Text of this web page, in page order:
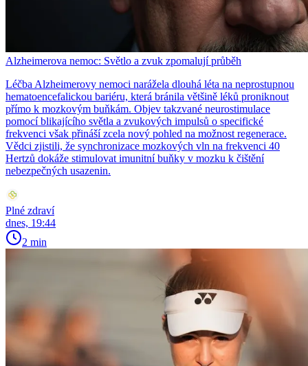
Alzheimerova nemoc: Světlo a zvuk zpomalují průběh
Léčba Alzheimerovy nemoci narážela dlouhá léta na neprostupnou
hematoencefalickou bariéru, která bránila většině léků proniknout
přímo k mozkovým buňkám. Objev takzvané neurostimulace
pomocí blikajícího světla a zvukových impulsů o specifické
frekvenci však přináší zcela nový pohled na možnost regenerace.
Vědci zjistili, že synchronizace mozkových vln na frekvenci 40
Hertzů dokáže stimulovat imunitní buňky v mozku k čištění
nebezpečných usazenin.
Plné zdraví
dnes, 19:44
2 min